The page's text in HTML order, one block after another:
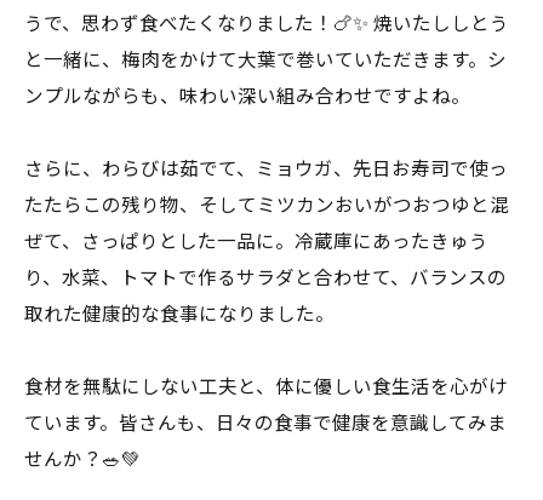
うで、思わず食べたくなりました！🍗✨ 焼いたししとう
と一緒に、梅肉をかけて大葉で巻いていただきます。シ
ンプルながらも、味わい深い組み合わせですよね。
さらに、わらびは茹でて、ミョウガ、先日お寿司で使っ
たたらこの残り物、そしてミツカンおいがつおつゆと混
ぜて、さっぱりとした一品に。冷蔵庫にあったきゅう
り、水菜、トマトで作るサラダと合わせて、バランスの
取れた健康的な食事になりました。
食材を無駄にしない工夫と、体に優しい食生活を心がけ
ています。皆さんも、日々の食事で健康を意識してみま
せんか？🥗💚